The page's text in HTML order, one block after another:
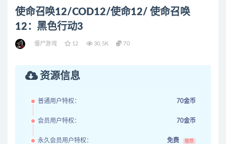
使命召唤12/COD12/使命12/ 使命召唤
12：黑色行动3
僵尸游戏 12 30.5K 70
资源信息
普通用户特权： 70金币
会员用户特权： 70金币
永久会员用户特权： 免费 推荐